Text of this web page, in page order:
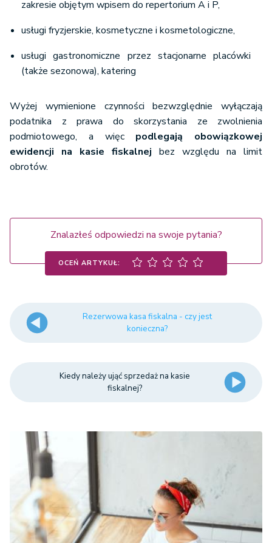
zakresie objętym wpisem do repertorium A i P,
usługi fryzjerskie, kosmetyczne i kosmetologiczne,
usługi gastronomiczne przez stacjonarne placówki
(także sezonowa), katering
Wyżej wymienione czynności bezwzględnie wyłączają
podatnika z prawa do skorzystania ze zwolnienia
podmiotowego, a więc podlegają obowiązkowej
ewidencji na kasie fiskalnej bez względu na limit
obrotów.
Znalazłeś odpowiedzi na swoje pytania?
OCEŃ ARTYKUŁ:
Rezerwowa kasa fiskalna - czy jest
konieczna?
Kiedy należy ująć sprzedaż na kasie
fiskalnej?